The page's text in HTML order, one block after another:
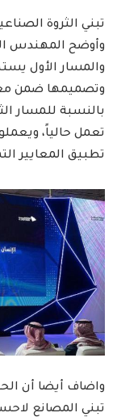
تبني الثروة
وأوضح المهندس
والمسار الأول
وتصميمها ضمن
بالنسبة للمسار
تعمل حالياً،
تطبيق المعايير
واضاف أيضا أن
تبني المصانع